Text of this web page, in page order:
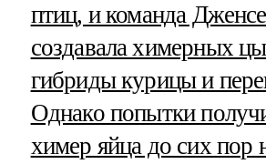
птиц, и команда
создавала химерных
гибриды курицы и
Однако попытки
химер яйца до сих пор